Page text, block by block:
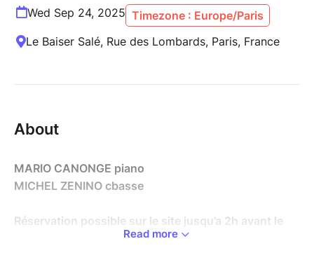
Wed Sep 24, 2025 Timezone : Europe/Paris
Le Baiser Salé, Rue des Lombards, Paris, France
About
MARIO CANONGE piano
MICHEL ZENINO cbasse
Réservation possible sur le site jusqu’a 2h avant le
Read more